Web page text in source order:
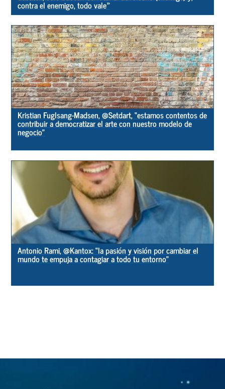
contra el enemigo, todo vale»
Kristian Fuglsang-Madsen, @Setdart, “estamos contentos de
contribuir a democratizar el arte con nuestro modelo de
negocio”
Antonio Rami, @Kantox: “la pasión y visión por cambiar el
mundo te empuja a contagiar a todo tu entorno”